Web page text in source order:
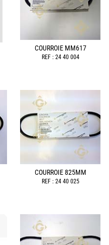
COURROIE MM617
REF : 24 40 004
COURROIE 825MM
REF : 24 40 025